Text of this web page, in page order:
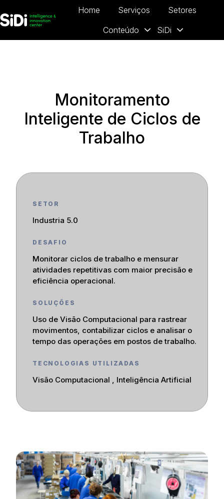
Home Serviços
Setores
Conteúdo
SiDi
Monitoramento
Inteligente de Ciclos de
Trabalho
SETOR
Industria 5.0
DESAFIO
Monitorar ciclos de trabalho e mensurar
atividades repetitivas com maior precisão e
eficiência operacional.
SOLUÇÕES
Uso de Visão Computacional para rastrear
movimentos, contabilizar ciclos e analisar o
tempo das operações em postos de trabalho.
TECNOLOGIAS UTILIZADAS
Visão Computacional , Inteligência Artificial